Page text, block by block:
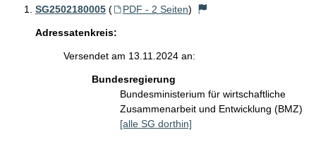
SG2502180005 ( PDF - 2 Seiten)
Adressatenkreis:
Versendet am 13.11.2024 an:
Bundesregierung
Bundesministerium für wirtschaftliche
Zusammenarbeit und Entwicklung (BMZ)
[alle SG dorthin]